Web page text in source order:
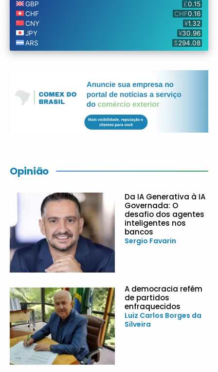
Opinião
Da IA Generativa à IA
Governada: O
desafio dos agentes
inteligentes nos
bancos
Sergio Favarin
A democracia refém
de partidos
enfraquecidos
Luiz Carlos Borges da
Silveira